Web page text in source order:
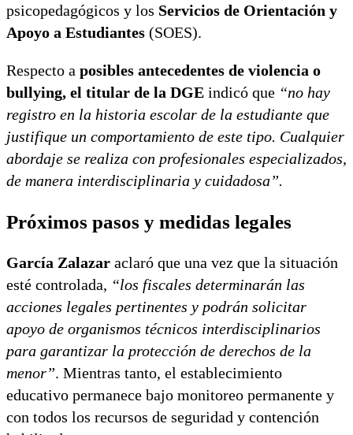
psicopedagógicos y los Servicios de Orientación y
Apoyo a Estudiantes (SOES).
Respecto a posibles antecedentes de violencia o
bullying, el titular de la DGE indicó que “no hay
registro en la historia escolar de la estudiante que
justifique un comportamiento de este tipo. Cualquier
abordaje se realiza con profesionales especializados,
de manera interdisciplinaria y cuidadosa”.
Próximos pasos y medidas legales
García Zalazar aclaró que una vez que la situación
esté controlada, “los fiscales determinarán las
acciones legales pertinentes y podrán solicitar
apoyo de organismos técnicos interdisciplinarios
para garantizar la protección de derechos de la
menor”. Mientras tanto, el establecimiento
educativo permanece bajo monitoreo permanente y
con todos los recursos de seguridad y contención